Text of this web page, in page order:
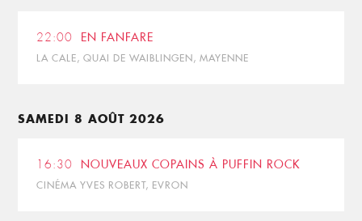
22:00 EN FANFARE
LA CALE, QUAI DE WAIBLINGEN, MAYENNE
SAMEDI 8 AOÛT 2026
16:30 NOUVEAUX COPAINS À PUFFIN ROCK
CINÉMA YVES ROBERT, EVRON